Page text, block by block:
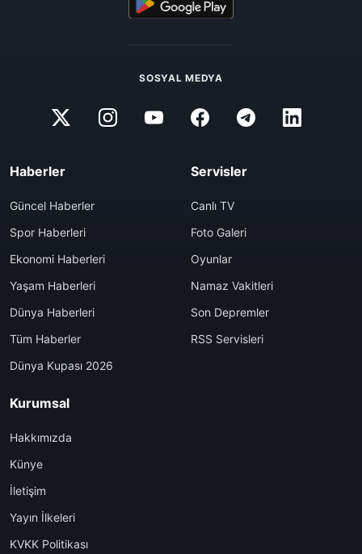
SOSYAL MEDYA
Haberler
Güncel Haberler
Spor Haberleri
Ekonomi Haberleri
Yaşam Haberleri
Dünya Haberleri
Tüm Haberler
Dünya Kupası 2026
Servisler
Canlı TV
Foto Galeri
Oyunlar
Namaz Vakitleri
Son Depremler
RSS Servisleri
Kurumsal
Hakkımızda
Künye
İletişim
Yayın İlkeleri
KVKK Politikası